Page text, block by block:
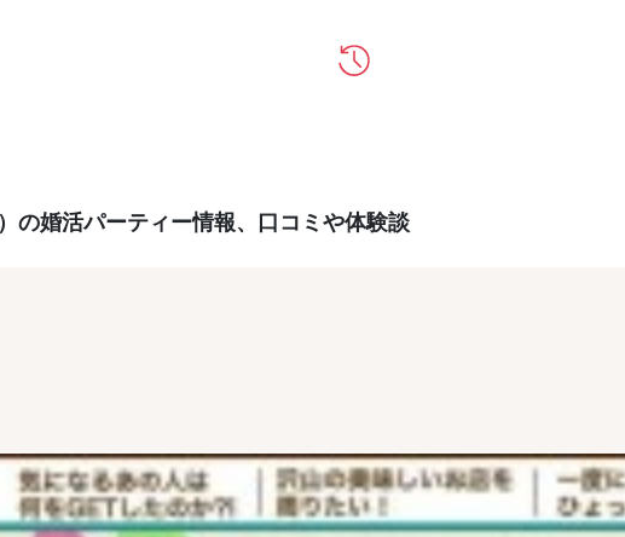
の婚活パーティー情報、口コミや体験談